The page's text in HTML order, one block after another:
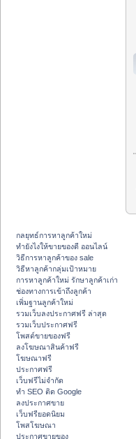
กลยุทธ์การหาลูกค้าใหม่
ทํายังไงให้ขายของดี ออนไลน์
วิธีการหาลูกค้าของ sale
วิธีหาลูกค้ากลุ่มเป้าหมาย
การหาลูกค้าใหม่ รักษาลูกค้าเก่า
ช่องทางการเข้าถึงลูกค้า
เพิ่มฐานลูกค้าใหม่
รวมเว็บลงประกาศฟรี ล่าสุด
รวมเว็บประกาศฟรี
โพสต์ขายของฟรี
ลงโฆษณาสินค้าฟรี
โฆษณาฟรี
ประกาศฟรี
เว็บฟรีไม่จำกัด
ทำ SEO ติด Google
ลงประกาศขาย
เว็บฟรียอดนิยม
โพสโฆษณา
ประกาศขายของ